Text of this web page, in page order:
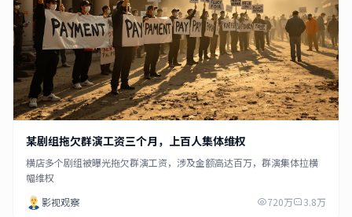
某剧组拖欠群演工资三个月，上百人集体维权
横店多个剧组被曝光拖欠群演工资，涉及金额高达百万，群演集体拉横
幅维权
影视观察
720万 3.8万